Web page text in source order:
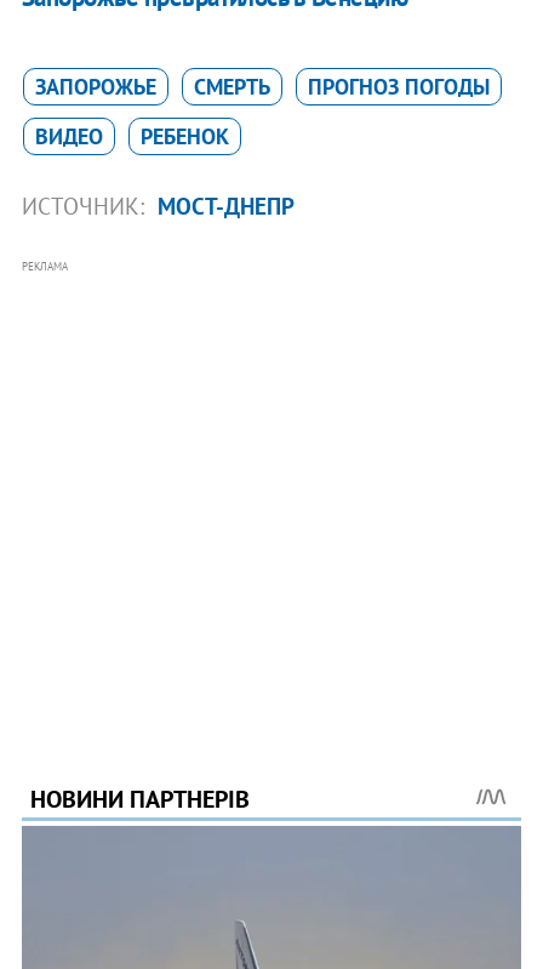
ЗАПОРОЖЬЕ СМЕРТЬ
ПРОГНОЗ ПОГОДЫ
ВИДЕО
РЕБЕНОК
ИСТОЧНИК: МОСТ-ДНЕПР
РЕКЛАМА